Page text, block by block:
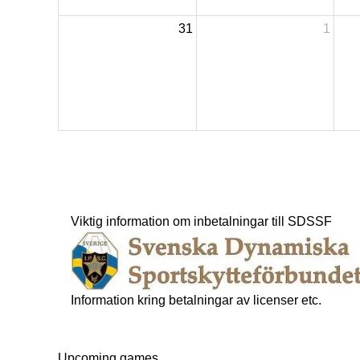
31 1
Viktig information om inbetalningar till SDSSF
Information kring betalningar av licenser etc.